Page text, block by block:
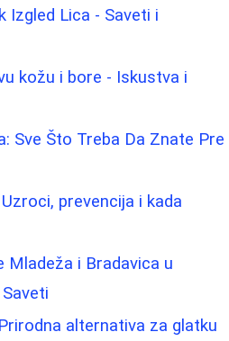
Izgled Lica - Saveti i
kožu i bore - Iskustva i
Sve Što Treba Da Znate Pre
prevencija i kada
Mladeža i Bradavica u
alternativa za glatku